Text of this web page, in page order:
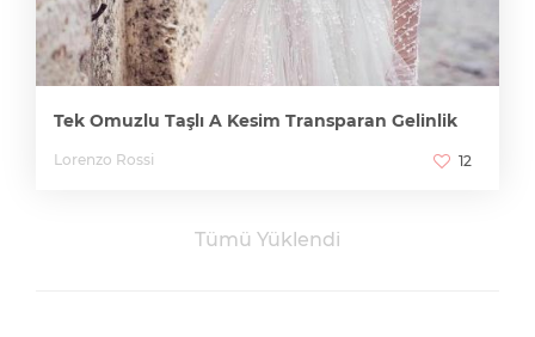
Tek Omuzlu Taşlı A Kesim Transparan Gelinlik
Lorenzo Rossi 12
Tümü Yüklendi